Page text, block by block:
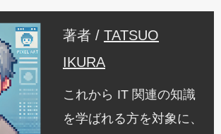
著者 / TATSUO
IKURA
これから IT 関連の知識
を学ばれる方を対象に、